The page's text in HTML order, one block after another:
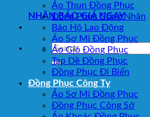
NHẬN BÁO GIÁ NGAY
Áo Thun Đồng Phục
Đồng Phục Công Nhân
Bảo Hộ Lao Động
Áo Sơ Mi Đồng Phục
Áo Gió Đồng Phục
Tạp Dề Đồng Phục
Đồng Phục Đi Biển
Đồng Phục Công Ty
Áo Sơ Mi Đồng Phục
Đồng Phục Công Sở